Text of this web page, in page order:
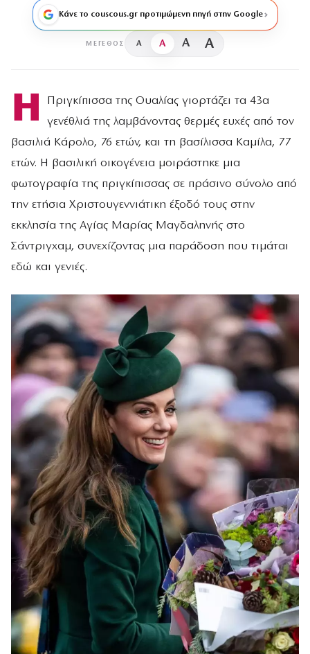
Κάνε το couscous.gr προτιμώμενη πηγή στην Google
ΜΈΓΕΘΟΣ A A A A
Η
Πριγκίπισσα της Ουαλίας γιορτάζει τα 43α
γενέθλιά της λαμβάνοντας θερμές ευχές από τον
βασιλιά Κάρολο, 76 ετών, και τη βασίλισσα Καμίλα, 77
ετών. Η βασιλική οικογένεια μοιράστηκε μια
φωτογραφία της πριγκίπισσας σε πράσινο σύνολο από
την ετήσια Χριστουγεννιάτικη έξοδό τους στην
εκκλησία της Αγίας Μαρίας Μαγδαληνής στο
Σάντριγχαμ, συνεχίζοντας μια παράδοση που τιμάται
εδώ και γενιές.